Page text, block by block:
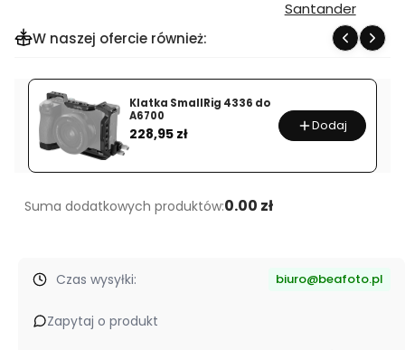
produktu
Peli
Case
1780
W naszej ofercie również:
Klatka SmallRig 4336 do
A6700
Cena
228,95 zł Dodaj
Suma dodatkowych produktów:0.00 zł
Czas wysyłki: biuro@beafoto.pl
Zapytaj o produkt